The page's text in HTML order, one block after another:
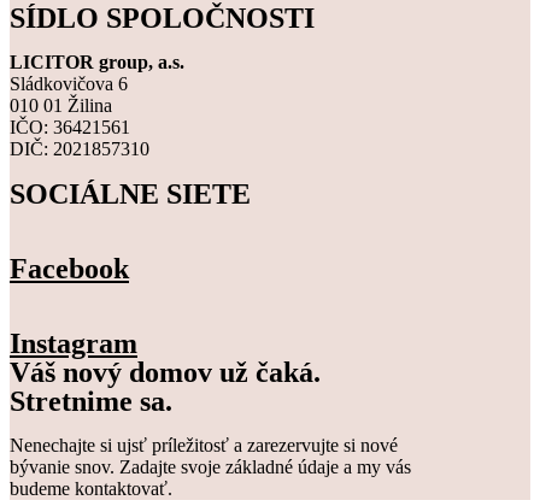
SÍDLO SPOLOČNOSTI
LICITOR group, a.s.
Sládkovičova 6
010 01 Žilina
IČO: 36421561
DIČ: 2021857310
SOCIÁLNE SIETE
Facebook
Instagram
Váš nový domov už čaká.
Stretnime sa.
Nenechajte si ujsť príležitosť a zarezervujte si nové
bývanie snov. Zadajte svoje základné údaje a my vás
budeme kontaktovať.